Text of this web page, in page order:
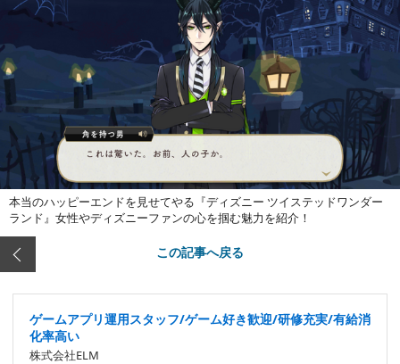
本当のハッピーエンドを見せてやる『ディズニー ツイステッドワンダー
ランド』女性やディズニーファンの心を掴む魅力を紹介！
この記事へ戻る
ゲームアプリ運用スタッフ/ゲーム好き歓迎/研修充実/有給消
化率高い
株式会社ELM